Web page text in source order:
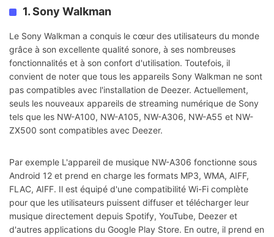
1. Sony Walkman
Le Sony Walkman a conquis le cœur des utilisateurs du monde
grâce à son excellente qualité sonore, à ses nombreuses
fonctionnalités et à son confort d'utilisation. Toutefois, il
convient de noter que tous les appareils Sony Walkman ne sont
pas compatibles avec l'installation de Deezer. Actuellement,
seuls les nouveaux appareils de streaming numérique de Sony
tels que les NW-A100, NW-A105, NW-A306, NW-A55 et NW-
ZX500 sont compatibles avec Deezer.
Par exemple L'appareil de musique NW-A306 fonctionne sous
Android 12 et prend en charge les formats MP3, WMA, AIFF,
FLAC, AIFF. Il est équipé d'une compatibilité Wi-Fi complète
pour que les utilisateurs puissent diffuser et télécharger leur
musique directement depuis Spotify, YouTube, Deezer et
d'autres applications du Google Play Store. En outre, il prend en